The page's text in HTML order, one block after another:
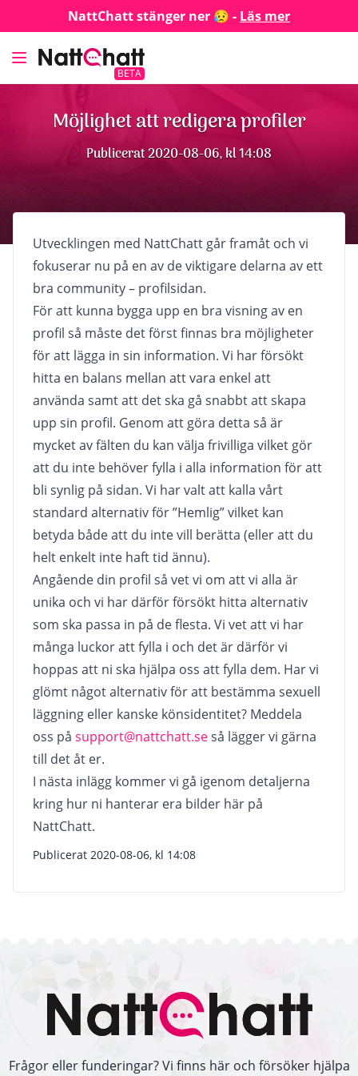
NattChatt stänger ner 😥 - Läs mer
BETA
Möjlighet att redigera profiler
Publicerat 2020-08-06, kl 14:08
Utvecklingen med NattChatt går framåt och vi
fokuserar nu på en av de viktigare delarna av ett
bra community – profilsidan.
För att kunna bygga upp en bra visning av en
profil så måste det först finnas bra möjligheter
för att lägga in sin information. Vi har försökt
hitta en balans mellan att vara enkel att
använda samt att det ska gå snabbt att skapa
upp sin profil. Genom att göra detta så är
mycket av fälten du kan välja frivilliga vilket gör
att du inte behöver fylla i alla information för att
bli synlig på sidan. Vi har valt att kalla vårt
standard alternativ för ”Hemlig” vilket kan
betyda både att du inte vill berätta (eller att du
helt enkelt inte haft tid ännu).
Angående din profil så vet vi om att vi alla är
unika och vi har därför försökt hitta alternativ
som ska passa in på de flesta. Vi vet att vi har
många luckor att fylla i och det är därför vi
hoppas att ni ska hjälpa oss att fylla dem. Har vi
glömt något alternativ för att bestämma sexuell
läggning eller kanske könsidentitet? Meddela
oss på support@nattchatt.seså lägger vi gärna
till det åt er.
I nästa inlägg kommer vi gå igenom detaljerna
kring hur ni hanterar era bilder här på
NattChatt.
Publicerat 2020-08-06, kl 14:08
Frågor eller funderingar? Vi finns här och försöker hjälpa